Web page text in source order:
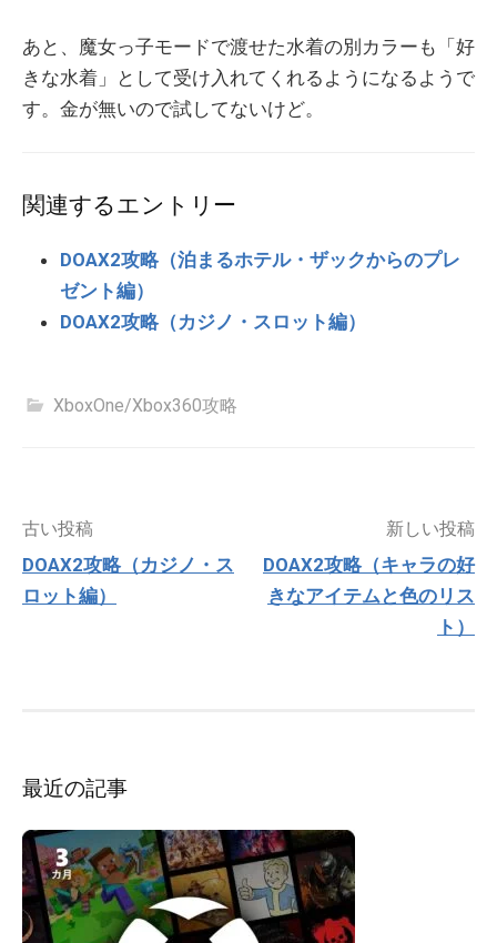
あと、魔女っ子モードで渡せた水着の別カラーも「好
きな水着」として受け入れてくれるようになるようで
す。金が無いので試してないけど。
関連するエントリー
DOAX2攻略（泊まるホテル・ザックからのプレ
ゼント編）
DOAX2攻略（カジノ・スロット編）
XboxOne/Xbox360攻略
投
ナ
ビ
古い投稿
DOAX2攻略（カジノ・ス
ロット編）
新しい投稿
DOAX2攻略（キャラの好
きなアイテムと色のリス
ト）
最近の記事